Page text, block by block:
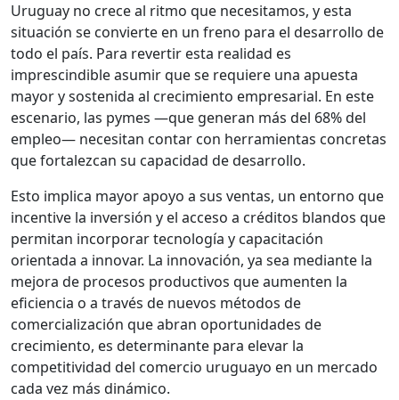
Uruguay no crece al ritmo que necesitamos, y esta
situación se convierte en un freno para el desarrollo de
todo el país. Para revertir esta realidad es
imprescindible asumir que se requiere una apuesta
mayor y sostenida al crecimiento empresarial. En este
escenario, las pymes —que generan más del 68% del
empleo— necesitan contar con herramientas concretas
que fortalezcan su capacidad de desarrollo.
Esto implica mayor apoyo a sus ventas, un entorno que
incentive la inversión y el acceso a créditos blandos que
permitan incorporar tecnología y capacitación
orientada a innovar. La innovación, ya sea mediante la
mejora de procesos productivos que aumenten la
eficiencia o a través de nuevos métodos de
comercialización que abran oportunidades de
crecimiento, es determinante para elevar la
competitividad del comercio uruguayo en un mercado
cada vez más dinámico.